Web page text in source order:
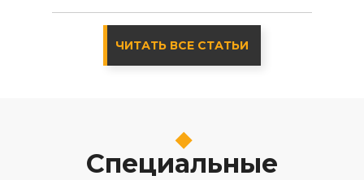
ЧИТАТЬ ВСЕ СТАТЬИ
Специальные